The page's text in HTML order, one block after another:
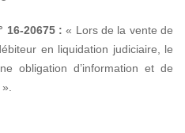
16-20675 :« Lors de la vente de
en liquidation judiciaire, le
obligation d’information et de
».